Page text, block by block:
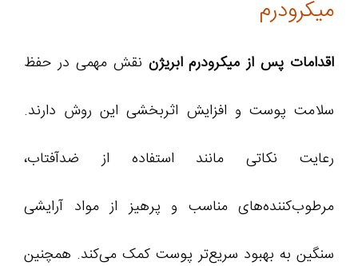
میکرودرم
اقدامات پس از میکرودرم ابریژن نقش مهمی در حفظ
سلامت پوست و افزایش اثربخشی این روش دارند.
رعایت نکاتی مانند استفاده از ضدآفتاب،
مرطوب‌کننده‌های مناسب و پرهیز از مواد آرایشی
سنگین به بهبود سریع‌تر پوست کمک می‌کند. همچنین